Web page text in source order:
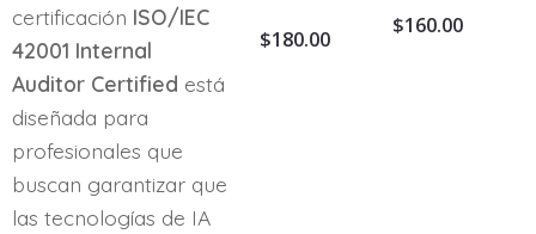
certificación ISO/IEC
42001 Internal
Auditor Certified está
diseñada para
profesionales que
buscan garantizar que
las tecnologías de IA
$180.00
$160.00